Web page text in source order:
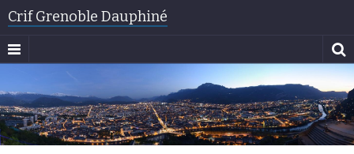
Crif Grenoble Dauphiné